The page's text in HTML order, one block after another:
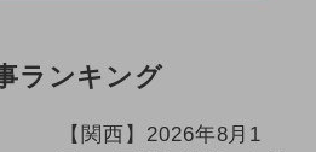
ランキング
【関西】2026年8月1